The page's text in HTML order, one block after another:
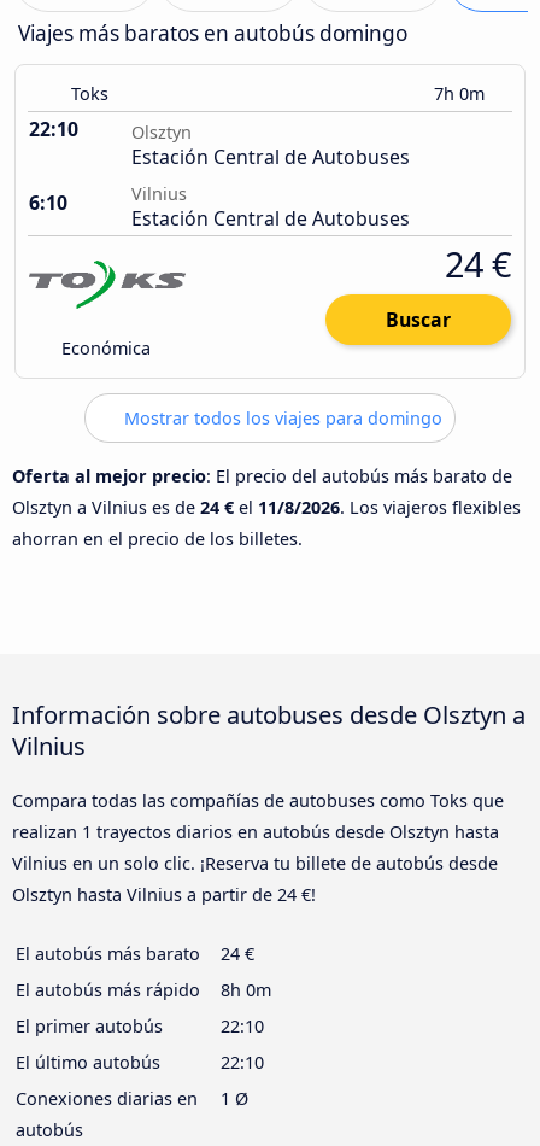
Viajes más baratos en autobús domingo
Toks 7h 0m
22:10 Olsztyn
Estación Central de Autobuses
6:10
Vilnius
Estación Central de Autobuses
Económica
24 €
Buscar
Mostrar todos los viajes para domingo
Oferta al mejor precio: El precio del autobús más barato de
Olsztyn a Vilnius es de 24 € el 11/8/2026. Los viajeros flexibles
ahorran en el precio de los billetes.
Información sobre autobuses desde Olsztyn a
Vilnius
Compara todas las compañías de autobuses como Toks que
realizan 1 trayectos diarios en autobús desde Olsztyn hasta
Vilnius en un solo clic. ¡Reserva tu billete de autobús desde
Olsztyn hasta Vilnius a partir de 24 €!
El autobús más barato
24 €
El autobús más rápido
8h 0m
El primer autobús
22:10
El último autobús
22:10
Conexiones diarias en
autobús
1 Ø